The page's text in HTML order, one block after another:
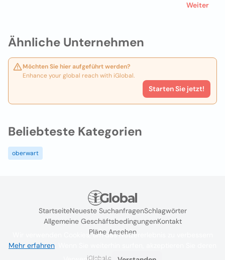
Ähnliche Unternehmen
Möchten Sie hier aufgeführt werden?
Enhance your global reach with iGlobal.
Starten Sie jetzt!
Weiter
Beliebteste Kategorien
oberwart
StartseiteNeueste SuchanfragenSchlagwörter
Allgemeine GeschäftsbedingungenKontakt
Pläne Ansehen
iGlobal.co @ 2024
Wir verwenden Cookies, um das Nutzererlebnis zu verbessern
Mehr erfahren